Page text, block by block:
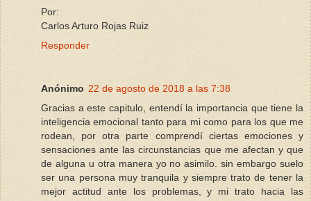
Por:
Carlos Arturo Rojas Ruiz
Responder
Anónimo 22 de agosto de 2018 a las 7:38
Gracias a este capitulo, entendí la importancia que tiene la
inteligencia emocional tanto para mi como para los que me
rodean, por otra parte comprendí ciertas emociones y
sensaciones ante las circunstancias que me afectan y que
de alguna u otra manera yo no asimilo. sin embargo suelo
ser una persona muy tranquila y siempre trato de tener la
mejor actitud ante los problemas, y mi trato hacia las